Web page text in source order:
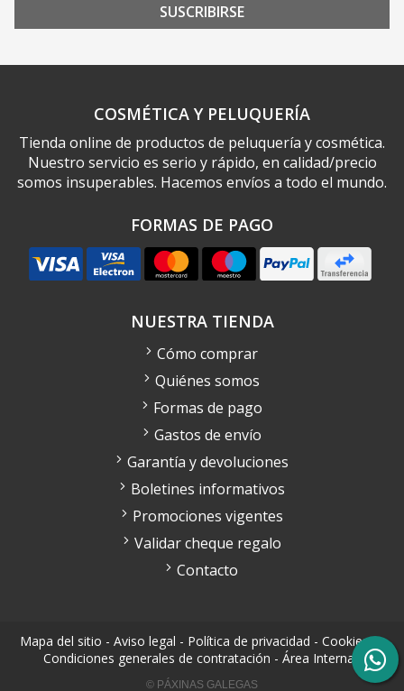
SUSCRIBIRSE
COSMÉTICA Y PELUQUERÍA
Tienda online de productos de peluquería y cosmética.
Nuestro servicio es serio y rápido, en calidad/precio
somos insuperables. Hacemos envíos a todo el mundo.
FORMAS DE PAGO
NUESTRA TIENDA
Cómo comprar
Quiénes somos
Formas de pago
Gastos de envío
Garantía y devoluciones
Boletines informativos
Promociones vigentes
Validar cheque regalo
Contacto
Mapa del sitio - Aviso legal - Política de privacidad - Cookies-
Condiciones generales de contratación - Área Interna
© PÁXINAS GALEGAS